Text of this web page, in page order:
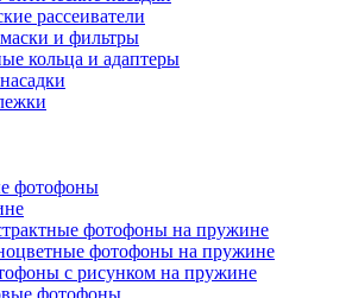
рассеиватели
и фильтры
кольца и адаптеры
фотофоны
фотофоны на пружине
фотофоны на пружине
с рисунком на пружине
фотофоны